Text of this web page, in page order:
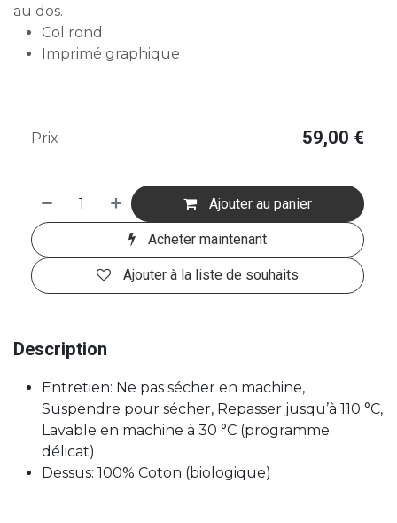
au dos.
Col rond
Imprimé graphique
Ajouter au panier
Acheter maintenant
Ajouter à la liste de souhaits
Prix 59,00 €
Description
Entretien: Ne pas sécher en machine,
Suspendre pour sécher, Repasser jusqu’à 110 °C,
Lavable en machine à 30 °C (programme
délicat)
Dessus: 100% Coton (biologique)